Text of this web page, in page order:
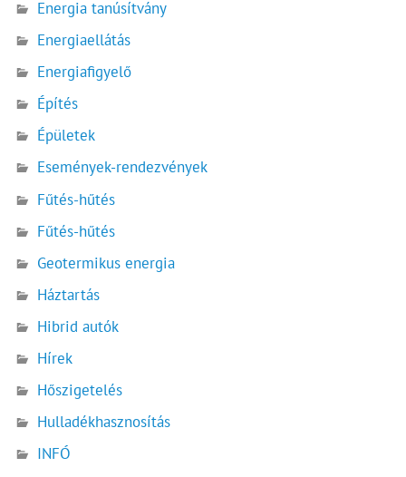
Energia tanúsítvány
Energiaellátás
Energiafigyelő
Építés
Épületek
Események-rendezvények
Fűtés-hűtés
Fűtés-hűtés
Geotermikus energia
Háztartás
Hibrid autók
Hírek
Hőszigetelés
Hulladékhasznosítás
INFÓ